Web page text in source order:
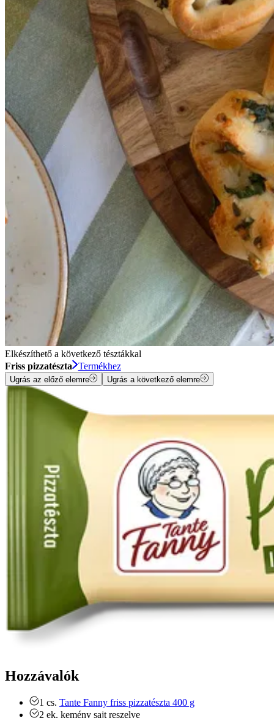
Elkészíthető a következő tésztákkal
Friss pizzatészta
Termékhez
Ugrás az előző elemre Ugrás a következő elemre
Hozzávalók
1 cs. Tante Fanny friss pizzatészta 400 g
2 ek. kemény sajt reszelve